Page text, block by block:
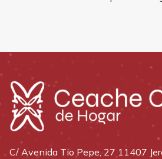
C/ Avenida Tio Pepe, 27 11407